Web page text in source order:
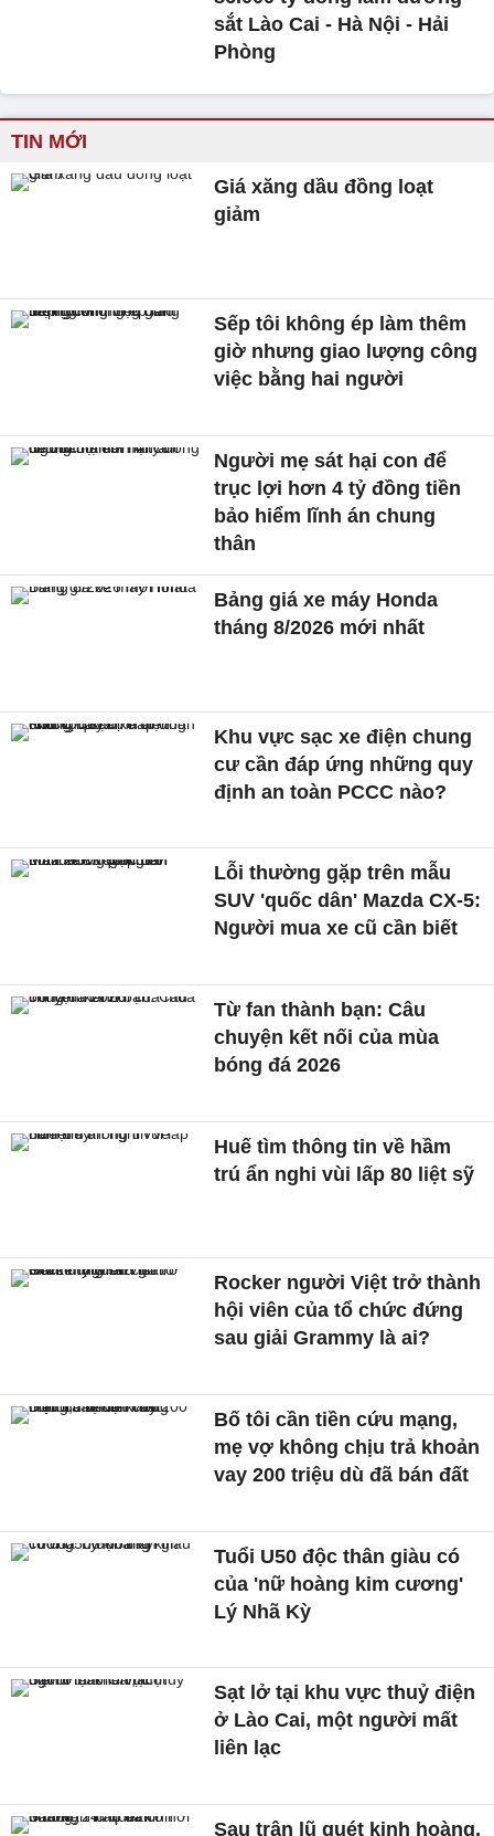
sắt Lào Cai - Hà Nội - Hải
Phòng
TIN MỚI
Giá xăng dầu đồng loạt
giảm
Sếp tôi không ép làm thêm
giờ nhưng giao lượng công
việc bằng hai người
Người mẹ sát hại con để
trục lợi hơn 4 tỷ đồng tiền
bảo hiểm lĩnh án chung
thân
Bảng giá xe máy Honda
tháng 8/2026 mới nhất
Khu vực sạc xe điện chung
cư cần đáp ứng những quy
định an toàn PCCC nào?
Lỗi thường gặp trên mẫu
SUV 'quốc dân' Mazda CX-5:
Người mua xe cũ cần biết
Từ fan thành bạn: Câu
chuyện kết nối của mùa
bóng đá 2026
Huế tìm thông tin về hầm
trú ẩn nghi vùi lấp 80 liệt sỹ
Rocker người Việt trở thành
hội viên của tổ chức đứng
sau giải Grammy là ai?
Bố tôi cần tiền cứu mạng,
mẹ vợ không chịu trả khoản
vay 200 triệu dù đã bán đất
Tuổi U50 độc thân giàu có
của 'nữ hoàng kim cương'
Lý Nhã Kỳ
Sạt lở tại khu vực thuỷ điện
ở Lào Cai, một người mất
liên lạc
Sau trận lũ quét kinh hoàng,